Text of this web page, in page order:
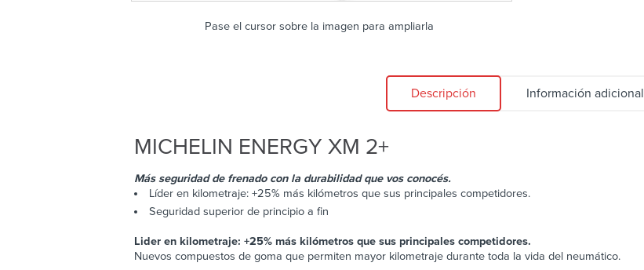
Pase el cursor sobre la imagen para ampliarla
Descripción Información adicional
MICHELIN ENERGY XM 2+
Más seguridad de frenado con la durabilidad que vos conocés.
Líder en kilometraje: +25% más kilómetros que sus principales competidores.
Seguridad superior de principio a fin
Lider en kilometraje: +25% más kilómetros que sus principales competidores.
Nuevos compuestos de goma que permiten mayor kilometraje durante toda la vida del neumático.